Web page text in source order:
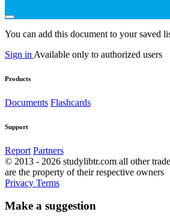
You can add this document to your saved
Sign in Available only to authorized users
Products
Documents Flashcards
Support
Report Partners
© 2013 - 2026 studylibtr.com all other
are the property of their respective owners
Privacy Terms
Make a suggestion